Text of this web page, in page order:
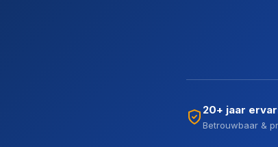
20+ jaar
Betrouwbaar &